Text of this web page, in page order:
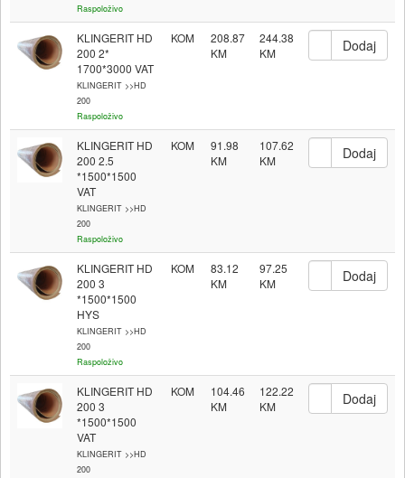
Raspoloživo
KLINGERIT HD
200 2*
1700*3000 VAT
KLINGERIT >>HD
200
Raspoloživo
KOM 208.87 244.38
KLINGERIT HD
200 2.5
*1500*1500
VAT
KLINGERIT >>HD
200
Raspoloživo
KOM 91.98 107.62
KLINGERIT HD
200 3
*1500*1500
HYS
KLINGERIT >>HD
200
Raspoloživo
KOM 83.12 97.25
KLINGERIT HD
200 3
*1500*1500
VAT
KLINGERIT >>HD
200
KOM 104.46 122.22